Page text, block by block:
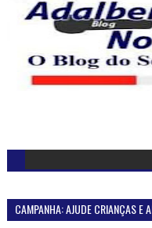
CAMPANHA: AJUDE CRIANÇAS E